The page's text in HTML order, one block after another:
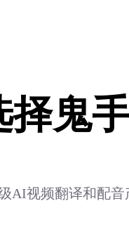
择鬼
AI视频翻译和配